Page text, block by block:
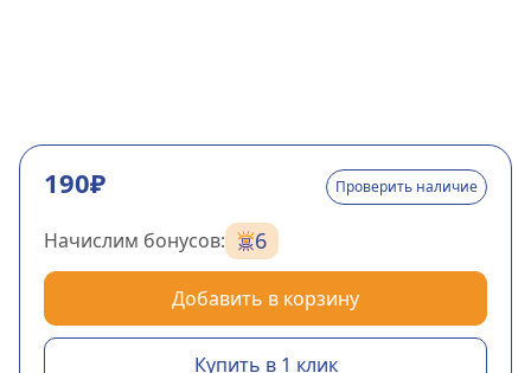
190₽ Проверить наличие
Начислим бонусов: 6
Добавить в корзину
Купить в 1 клик